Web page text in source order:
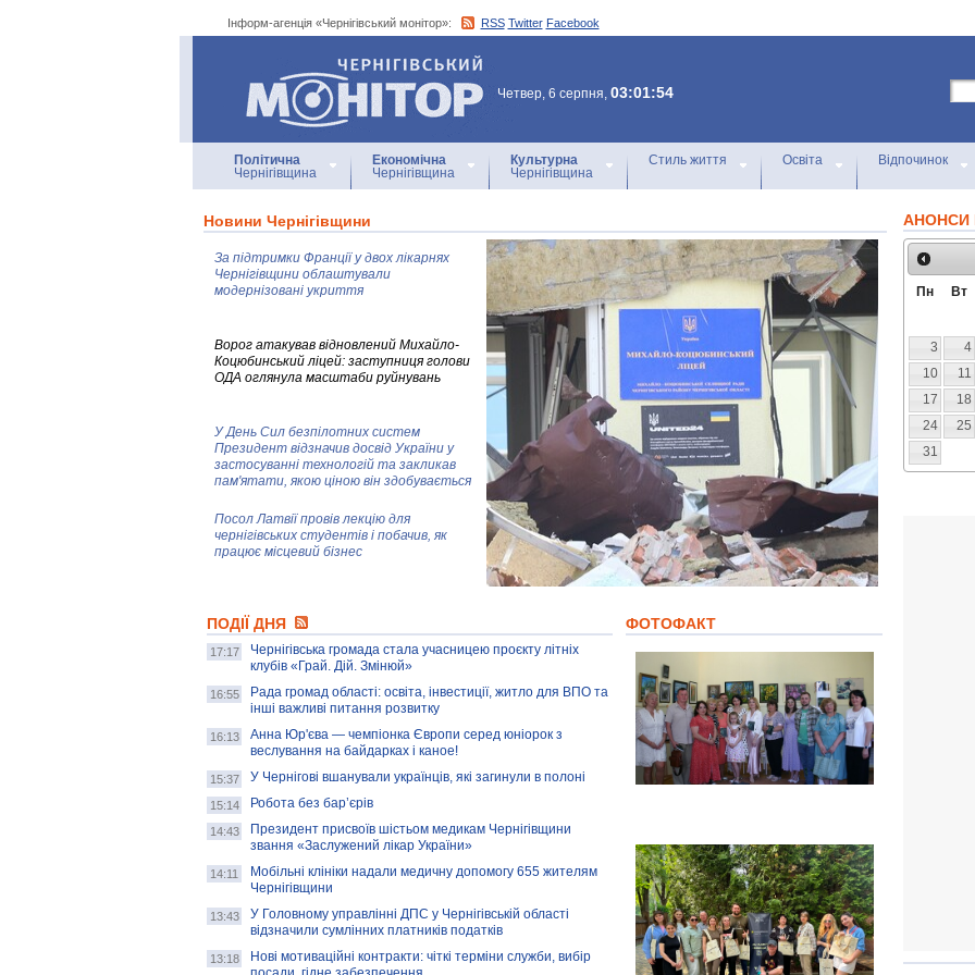
Інформ-агенція «Чернігівський монітор»: RSS Twitter Facebook
Інформ-агенція
«Чернігівський монітор»
Четвер, 6 серпня, 03:01:54
Політична
Чернігівщина
Економічна
Чернігівщина
Культурна
Чернігівщина
Стиль життя Освіта Відпочинок
Новини Чернігівщини
За підтримки Франції у двох лікарнях
Чернігівщини облаштували
модернізовані укриття
Ворог атакував відновлений Михайло-
Коцюбинський ліцей: заступниця голови
ОДА оглянула масштаби руйнувань
У День Сил безпілотних систем
Президент відзначив досвід України у
застосуванні технологій та закликав
пам'ятати, якою ціною він здобувається
Посол Латвії провів лекцію для
чернігівських студентів і побачив, як
працює місцевий бізнес
колекцію про війну, емоції та тварин
AB InBev Efes Україна підтримала
навчальний проєкт "Молодіжна бізнес-
школа", спрямований на розвиток
підприємництва у Чернігівській області
Золота тварина: видання Forbes
написало про чернігівця Патрона: хто і
скільки на ньому заробляє? І куди
витрачають?
ПОДІЇ ДНЯ
17:17
Чернігівська громада стала учасницею проєкту літніх
клубів «Грай. Дій. Змінюй»
16:55
Рада громад області: освіта, інвестиції, житло для ВПО та
інші важливі питання розвитку
16:13
Анна Юр'єва — чемпіонка Європи серед юніорок з
веслування на байдарках і каное!
15:37 У Чернігові вшанували українців, які загинули в полоні
15:14 Робота без бар’єрів
14:43
Президент присвоїв шістьом медикам Чернігівщини
звання «Заслужений лікар України»
14:11
Мобільні клініки надали медичну допомогу 655 жителям
Чернігівщини
13:43
У Головному управлінні ДПС у Чернігівській області
відзначили сумлінних платників податків
13:18
Нові мотиваційні контракти: чіткі терміни служби, вибір
ФОТОФАКТ
АНОНСИ
Пн Вт
3
4
10
11
17
18
24
25
31